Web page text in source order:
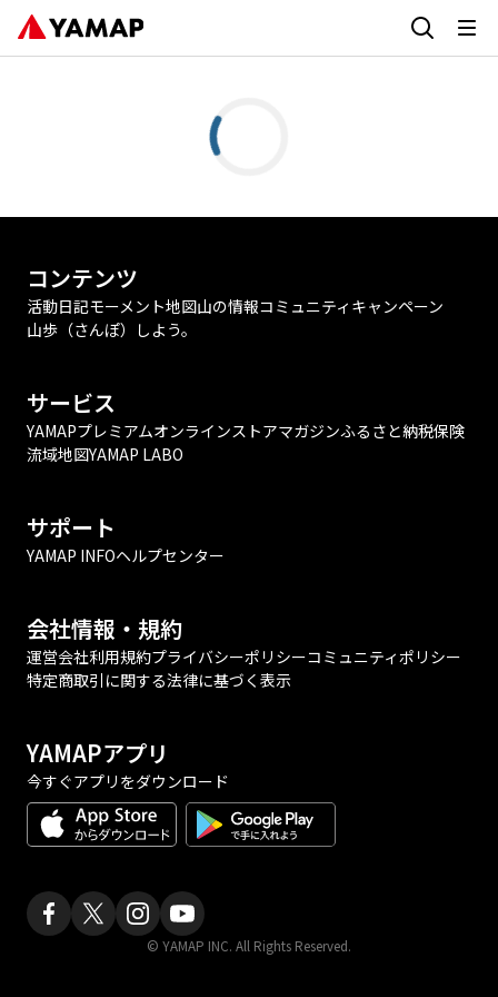
コンテンツ
活動日記モーメント地図山の情報コミュニティ キャンペーン
山歩（さんぽ）しよう。
サービス
YAMAPプレミアムオンラインストアマガジンふるさと納税保険
流域地図YAMAP LABO
サポート
YAMAP INFOヘルプセンター
会社情報・規約
運営会社利用規約プライバシーポリシーコミュニティポリシー
特定商取引に関する法律に基づく表示
YAMAPアプリ
今すぐアプリをダウンロード
© YAMAP INC. All Rights Reserved.